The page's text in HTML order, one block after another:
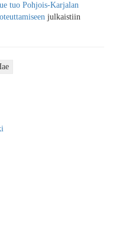
tuo Pohjois-Karjalan
julkaistiin